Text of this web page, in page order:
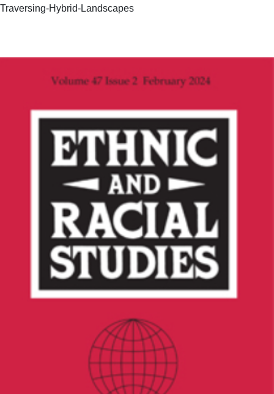
Traversing-Hybrid-Landscapes